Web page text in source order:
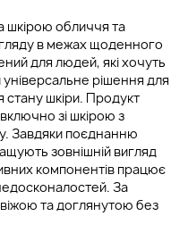
шкірою обличчя та
в межах щоденного
для людей, які хочуть
рішення для
шкіри. Продукт
зі шкірою з
Завдяки поєднанню
зовнішній вигляд
компонентів працює
За
та доглянутою без